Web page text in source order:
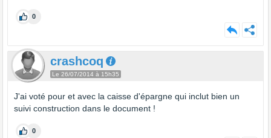
0
crashcoq
Le 26/07/2014 à 15h35
J'ai voté pour et avec la caisse d'épargne qui inclut bien un
suivi construction dans le document !
0